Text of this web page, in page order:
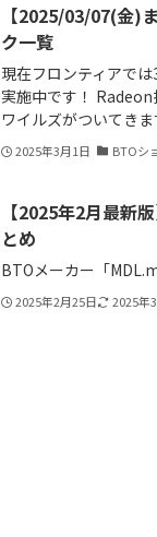
【2025/03/07(金)
ク一覧
現在フロンティアで
実施中です！
ワイルズがついてきま
2025年3月1日 BTOシ
【2025年2月最新
とめ
BTOメーカー「
2025年2月25日 2025年